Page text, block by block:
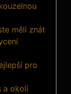
měli znát
pro
a okolí